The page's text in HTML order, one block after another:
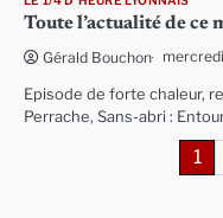
Toute l’actualité de
Gérald Bouchon
Episode de forte chaleur,
Perrache, Sans-abri :
1